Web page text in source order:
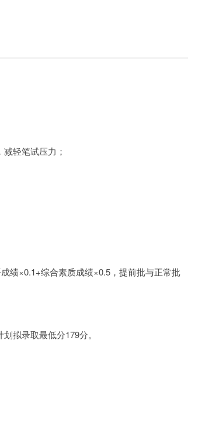
轻笔试压力；
绩×0.1+综合素质成绩×0.5，提前批与正常批
拟录取最低分179分。